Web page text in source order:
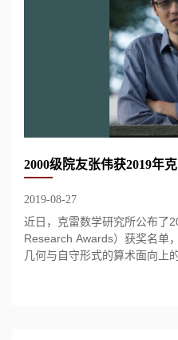
2000级院友张伟获2019年
2019-08-27
近日，克雷数学研究所公布了
Research Awards）获奖名单
几何与自守形式的算术面向上